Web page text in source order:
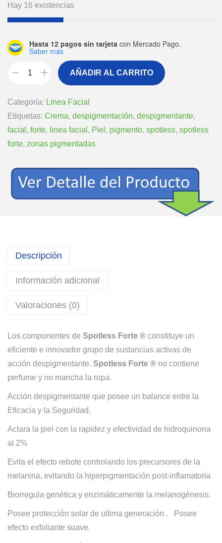
Hay 16 existencias
Hasta 12 pagos sin tarjeta con Mercado Pago.
Saber más
AÑADIR AL CARRITO
Categoría: Linea Facial
Etiquetas: Crema, despigmentación, despigmentante,
facial , forte, linea facial , Piel , pigmento, spotless, spotless
forte, zonas pigmentadas
Descripción
Información adicional
Valoraciones (0)
Los componentes de Spotless Forte ® constituye un
eficiente e innovador grupo de sustancias activas de
acción despigmentante. Spotless Forte ® no contiene
perfume y no mancha la ropa.
Acción despigmentante que posee un balance entre la
Eficacia y la Seguridad.
Aclara la piel con la rapidez y efectividad de hidroquinona
al 2%
Evita el efecto rebote controlando los precursores de la
melanina, evitando la hiperpigmentación post-inflamatoria
Biorregula genética y enzimáticamente la melanogénesis.
Posee protección solar de ultima generación . Posee
efecto exfoliante suave.